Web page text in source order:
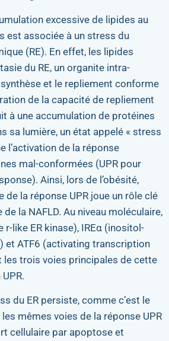
excessive de lipides au
est associée à un stress du
(RE). En effet, les lipides
du RE, un organite intra-
et le repliement conforme
de la capacité de repliement
à une accumulation de protéines
sa lumière, un état appelé « stress
l’activation de la réponse
mal-conformées (UPR pour
Ainsi, lors de l’obésité,
de la réponse UPR joue un rôle clé
la NAFLD. Au niveau moléculaire,
r-like ER kinase), IREα (inositol-
et ATF6 (activating transcription
trois voies principales de cette
du ER persiste, comme c’est le
mêmes voies de la réponse UPR
cellulaire par apoptose et